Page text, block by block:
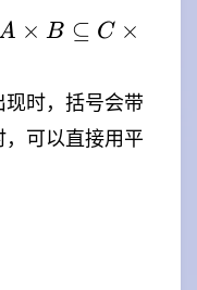
A \times
\times
× B ⊆ C ×
时，括号会带
可以直接用平